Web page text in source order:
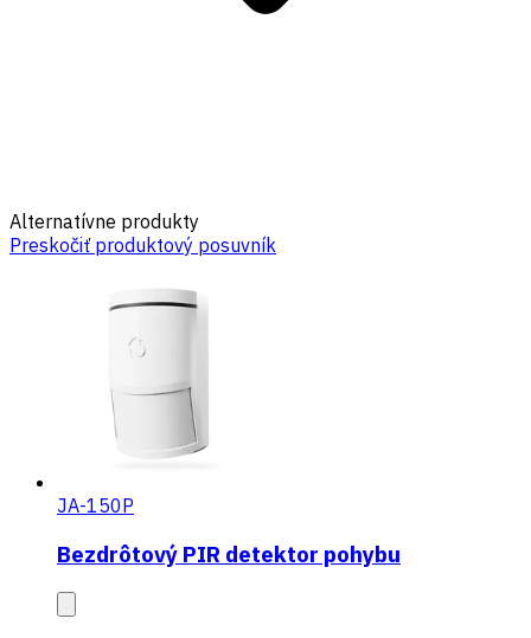
Alternatívne produkty
Preskočiť produktový posuvník
JA-150P
Bezdrôtový PIR detektor pohybu